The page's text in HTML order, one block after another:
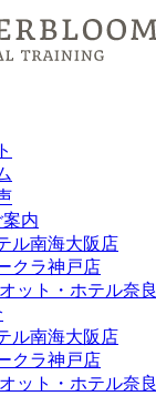
内
ル南海大阪店
クラ神戸店
ット・ホテル奈良
ル南海大阪店
クラ神戸店
ット・ホテル奈良